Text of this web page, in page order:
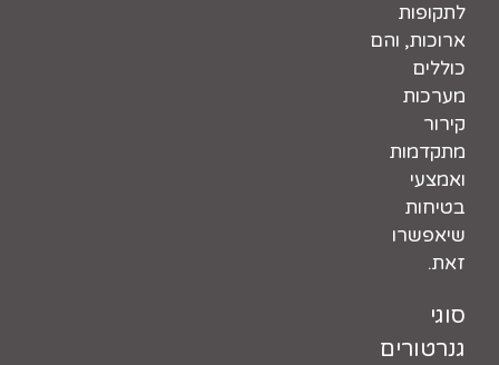
לתקופות
ארוכות, והם
כוללים
מערכות
קירור
מתקדמות
ואמצעי
בטיחות
שיאפשרו
זאת.
סוגי
גנרטורים